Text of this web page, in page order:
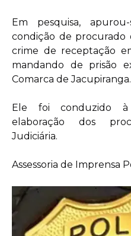
Em pesquisa,
condição de procurado
crime de receptação
mandando de prisão
Comarca de Jacupiranga.
Ele foi conduzido
elaboração dos
Judiciária.
Assessoria de Imprensa